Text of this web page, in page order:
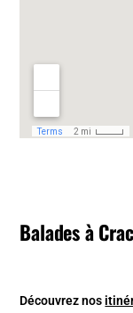
Balades à
Découvrez nos